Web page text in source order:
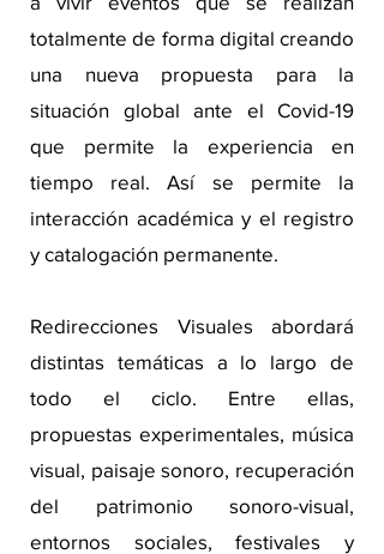
totalmente de forma digital creando
una nueva propuesta para la
situación global ante el Covid-19
que permite la experiencia en
tiempo real. Así se permite la
interacción académica y el registro
y catalogación permanente.
Redirecciones Visuales abordará
distintas temáticas a lo largo de
todo el ciclo. Entre ellas,
propuestas experimentales, música
visual, paisaje sonoro, recuperación
del patrimonio sonoro-visual,
entornos sociales, festivales y